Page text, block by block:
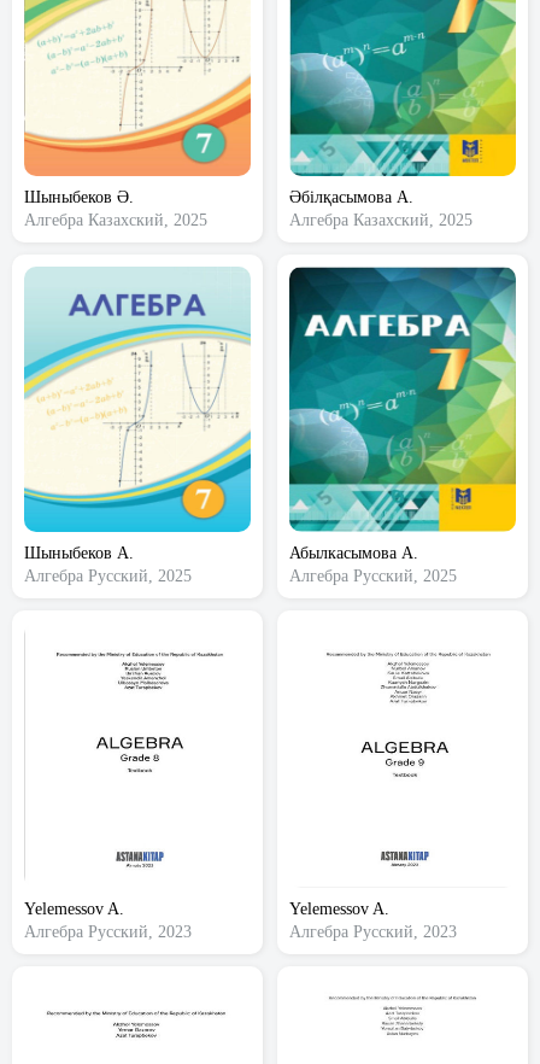
Шыныбеков Ә.
Алгебра Казахский, 2025
Әбілқасымова А.
Алгебра Казахский, 2025
Шыныбеков А.
Алгебра Русский, 2025
Абылкасымова А.
Алгебра Русский, 2025
Yelemessov A.
Алгебра Русский, 2023
Yelemessov A.
Алгебра Русский, 2023